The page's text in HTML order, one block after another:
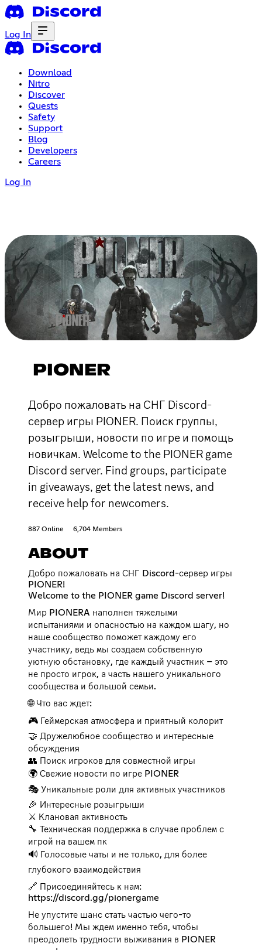
Log In
Download
Nitro
Discover
Quests
Safety
Support
Blog
Developers
Careers
Log In
PIONER
Добро пожаловать на СНГ Discord-
сервер игры PIONER. Поиск группы,
розыгрыши, новости по игре и помощь
новичкам. Welcome to the PIONER game
Discord server. Find groups, participate
in giveaways, get the latest news, and
receive help for newcomers.
887 Online 6,704 Members
ABOUT
Добро пожаловать на СНГ Discord-сервер игры
PIONER!
Welcome to the PIONER game Discord server!
Мир PIONERA наполнен тяжелыми
испытаниями и опасностью на каждом шагу, но
наше сообщество поможет каждому его
участнику, ведь мы создаем собственную
уютную обстановку, где каждый участник – это
не просто игрок, а часть нашего уникального
сообщества и большой семьи.
🌐 Что вас ждет:
🎮 Геймерская атмосфера и приятный колорит
🤝 Дружелюбное сообщество и интересные
обсуждения
👥 Поиск игроков для совместной игры
🌍 Свежие новости по игре PIONER
🎭 Уникальные роли для активных участников
🎉 Интересные розыгрыши
⚔️ Клановая активность
🔧 Техническая поддержка в случае проблем с
игрой на вашем пк
🔊 Голосовые чаты и не только, для более
глубокого взаимодействия
https://discord.gg/pionergame
Не упустите шанс стать частью чего-то
большего! Мы ждем именно тебя, чтобы
преодолеть трудности выживания в PIONER